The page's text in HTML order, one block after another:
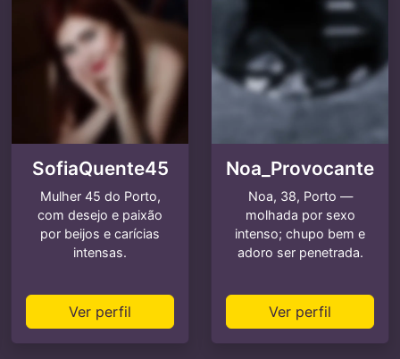
SofiaQuente45
Mulher 45 do Porto,
com desejo e paixão
por beijos e carícias
intensas.
Ver perfil
Noa_Provocante
Noa, 38, Porto —
molhada por sexo
intenso; chupo bem e
adoro ser penetrada.
Ver perfil